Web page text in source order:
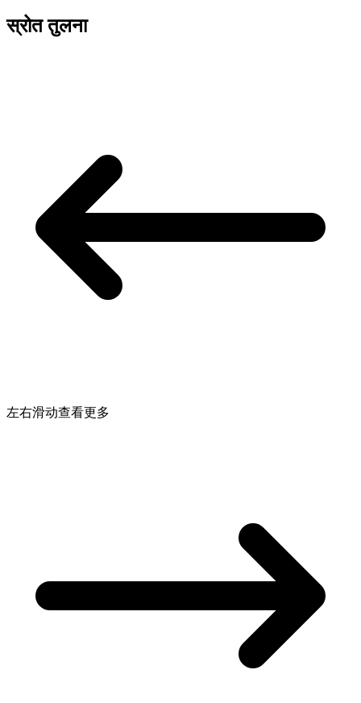
स्रोत तुलना
左右滑动查看更多